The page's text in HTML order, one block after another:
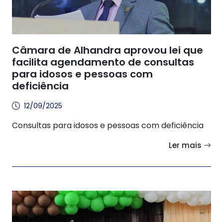
Câmara de Alhandra aprovou lei que
facilita agendamento de consultas
para idosos e pessoas com
deficiência
12/09/2025
Consultas para idosos e pessoas com deficiência
Ler mais